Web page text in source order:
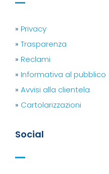
» Privacy
» Trasparenza
» Reclami
» Informativa al pubblico
» Avvisi alla clientela
» Cartolarizzazioni
Social